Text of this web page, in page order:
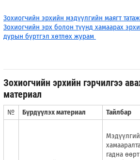
Зохиогчийн эрхийн мэдүүлгийн маягт
Зохиогчийн эрх болон түүнд хамаарах
дурын бүртгэл хөтлөх журам
Зохиогчийн эрхийн гэрчилгээ
материал
№ Бүрдүүлэх материал Тайлбар
гадна